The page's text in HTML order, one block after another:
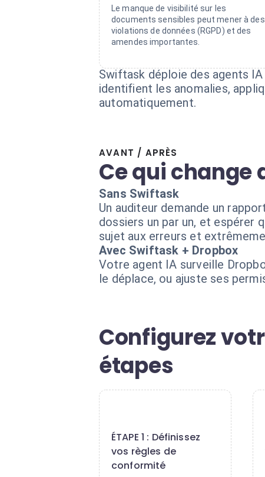
Le manque de visibilité sur les
documents sensibles peut mener à des
violations de données (RGPD) et des
amendes importantes.
Swiftask déploie des agents
identifient les anomalies,
automatiquement.
AVANT / APRÈS
Ce qui change
Sans Swiftask
Un auditeur demande un
dossiers un par un, et espérer
sujet aux erreurs et
Avec Swiftask + Dropbox
Votre agent IA surveille
le déplace, ou ajuste ses
Configurez
étapes
ÉTAPE 1 : Définissez
vos règles de
conformité